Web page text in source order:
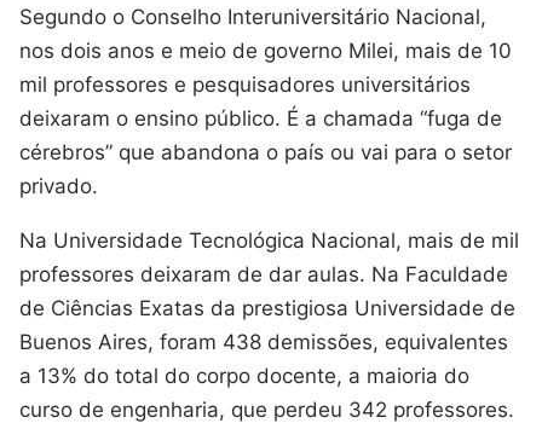
Segundo o Conselho Interuniversitário Nacional,
nos dois anos e meio de governo Milei, mais de 10
mil professores e pesquisadores universitários
deixaram o ensino público. É a chamada “fuga de
cérebros” que abandona o país ou vai para o setor
privado.
Na Universidade Tecnológica Nacional, mais de mil
professores deixaram de dar aulas. Na Faculdade
de Ciências Exatas da prestigiosa Universidade de
Buenos Aires, foram 438 demissões, equivalentes
a 13% do total do corpo docente, a maioria do
curso de engenharia, que perdeu 342 professores.